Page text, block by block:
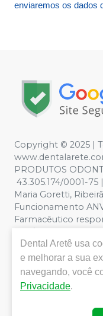
enviaremos os dados
Copyright © 2025 |
PRODUTOS
43.305.174/0001-75
Maria Goretti,
Funcionamento
Farmacêutico
CRF/SP nº 52627 |
Fotos meramente
da loja virtual estão
divergência de
Carrinho de
isso nos
de grandes
Dental Aretê usa
e melhorar a sua
navegando, você
Privacidade.